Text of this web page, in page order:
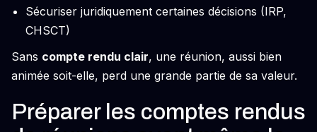
Sécuriser juridiquement certaines décisions (IRP,
CHSCT)
Sans compte rendu clair, une réunion, aussi bien
animée soit-elle, perd une grande partie de sa valeur.
Préparer les comptes rendus